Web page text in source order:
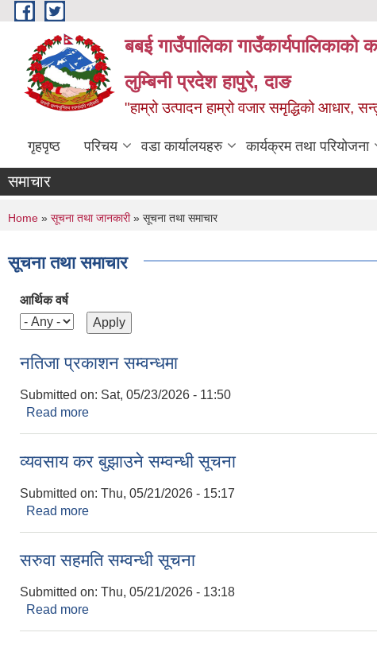
Skip to main content
बबई गाउँपालिका गाउँकार्यपालिकाकाे
लुम्बिनी प्रदेश हापुरे, दाङ
"हाम्रो उत्पादन हाम्रो वजार समृद्धिको
गृहपृष्ठ परिचय वडा कार्यालयहरु कार्यक्रम तथा परियोजना
समाचार
You are here
Home » सूचना तथा जानकारी» सूचना तथा समाचार
सूचना तथा समाचार
आर्थिक वर्ष
नतिजा प्रकाशन सम्वन्धमा
Submitted on: Sat, 05/23/2026 - 11:50
Read more
व्यवसाय कर बुझाउने सम्वन्धी सूचना
Submitted on: Thu, 05/21/2026 - 15:17
Read more
सरुवा सहमति सम्वन्धी सूचना
Submitted on: Thu, 05/21/2026 - 13:18
Read more